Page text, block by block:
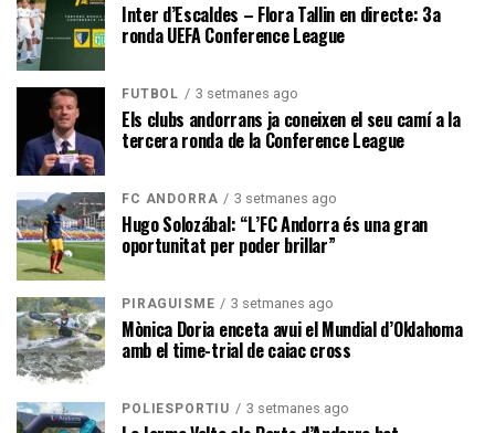
Inter d’Escaldes – Flora Tallin en directe: 3a
ronda UEFA Conference League
FUTBOL 3 setmanes ago
Els clubs andorrans ja coneixen el seu camí a la
tercera ronda de la Conference League
FC ANDORRA 3 setmanes ago
Hugo Solozábal: “L’FC Andorra és una gran
oportunitat per poder brillar”
PIRAGÜISME 3 setmanes ago
Mònica Doria enceta avui el Mundial d’Oklahoma
amb el time-trial de caiac cross
POLIESPORTIU 3 setmanes ago